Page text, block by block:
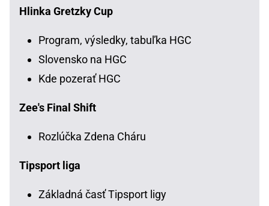
Hlinka Gretzky Cup
Program, výsledky, tabuľka HGC
Slovensko na HGC
Kde pozerať HGC
Zee's Final Shift
Rozlúčka Zdena Cháru
Tipsport liga
Základná časť Tipsport ligy